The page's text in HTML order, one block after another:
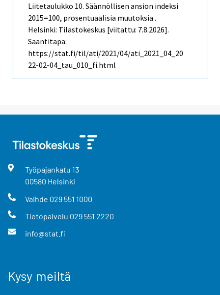
Liitetaulukko 10. Säännöllisen ansion indeksi
2015=100, prosentuaalisia muutoksia .
Helsinki: Tilastokeskus [viitattu: 7.8.2026].
Saantitapa:
https://stat.fi/til/ati/2021/04/ati_2021_04_20
22-02-04_tau_010_fi.html
Työpajankatu 13
00580 Helsinki
Vaihde 029 551 1000
Tietopalvelu 029 551 2220
info@stat.fi
Kysy meiltä